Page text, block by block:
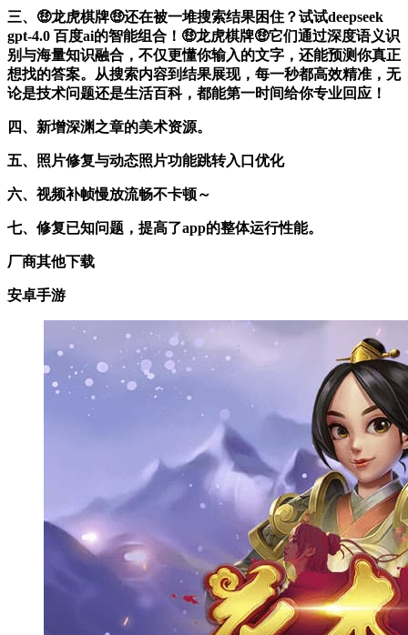
三、🤑龙虎棋牌🤑还在被一堆搜索结果困住？试试deepseek
gpt-4.0 百度ai的智能组合！🤑龙虎棋牌🤑它们通过深度语义识
别与海量知识融合，不仅更懂你输入的文字，还能预测你真正
想找的答案。从搜索内容到结果展现，每一秒都高效精准，无
论是技术问题还是生活百科，都能第一时间给你专业回应！
四、新增深渊之章的美术资源。
五、照片修复与动态照片功能跳转入口优化
六、视频补帧慢放流畅不卡顿～
七、修复已知问题，提高了app的整体运行性能。
厂商其他下载
安卓手游